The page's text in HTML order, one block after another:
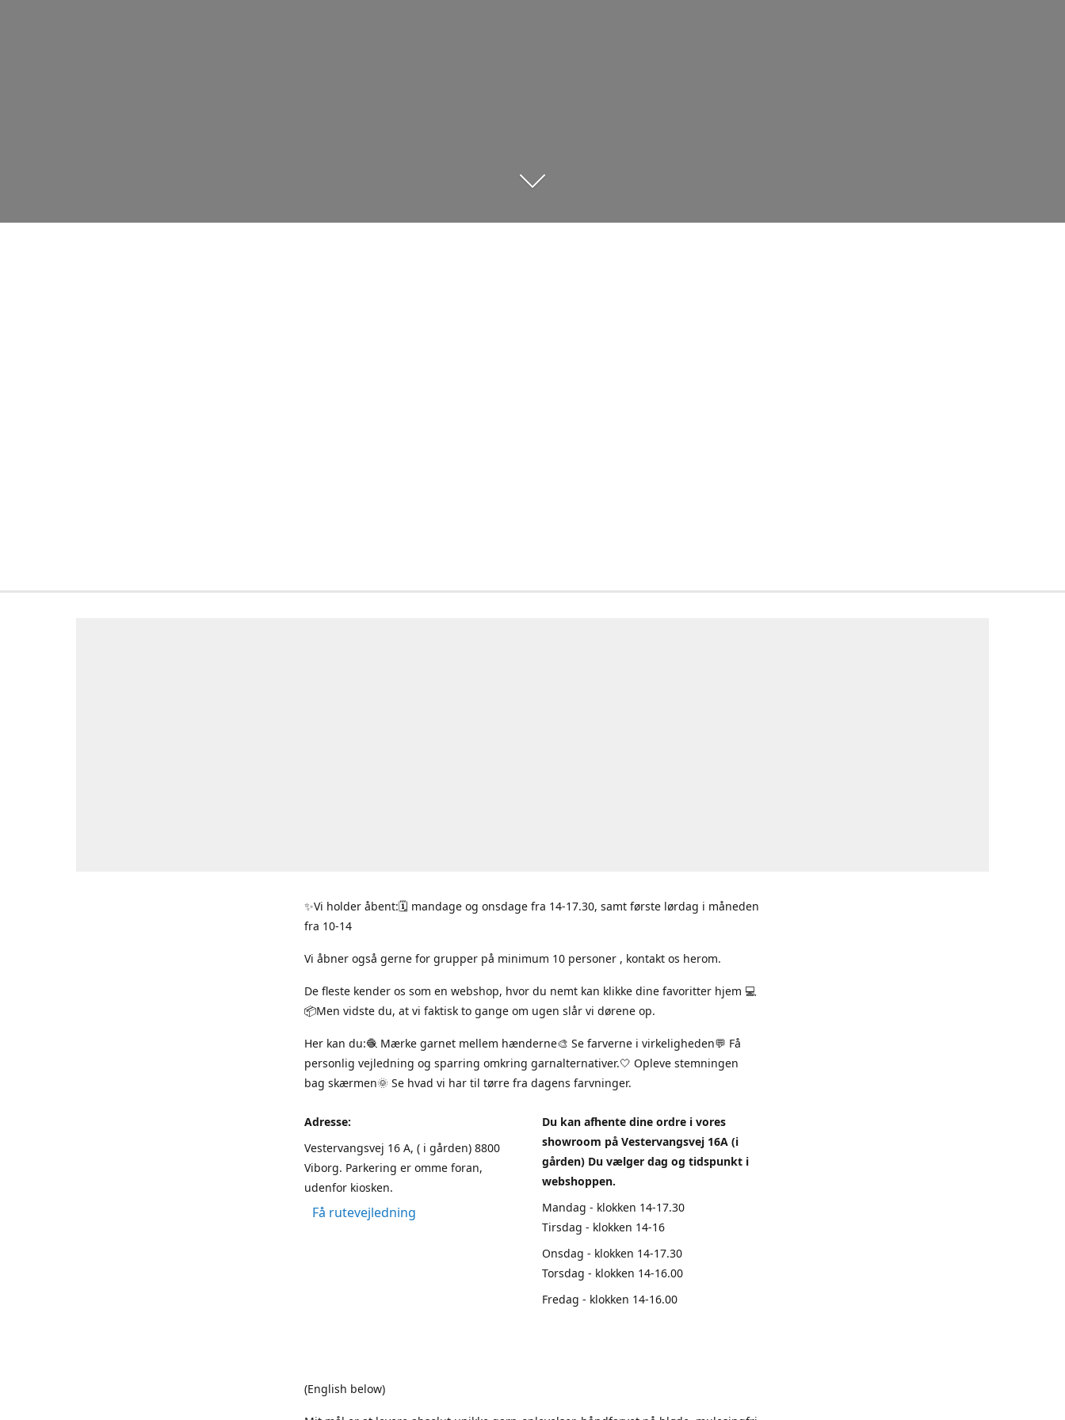
✨Vi holder åbent:🗓 mandage og onsdage fra 14-17.30, samt første lørdag i måneden
fra 10-14
Vi åbner også gerne for grupper på minimum 10 personer , kontakt os herom.
De fleste kender os som en webshop, hvor du nemt kan klikke dine favoritter hjem 💻
📦Men vidste du, at vi faktisk to gange om ugen slår vi dørene op.
Her kan du:🧶 Mærke garnet mellem hænderne🎨 Se farverne i virkeligheden💬 Få
personlig vejledning og sparring omkring garnalternativer.🤍 Opleve stemningen
bag skærmen🌞 Se hvad vi har til tørre fra dagens farvninger.
Adresse:
Vestervangsvej 16 A, ( i gården) 8800
Viborg. Parkering er omme foran,
udenfor kiosken.
Få rutevejledning
Du kan afhente dine ordre i vores
showroom på Vestervangsvej 16A (i
gården) Du vælger dag og tidspunkt i
webshoppen.
Mandag - klokken 14-17.30
Tirsdag - klokken 14-16
Onsdag - klokken 14-17.30
Torsdag - klokken 14-16.00
Fredag - klokken 14-16.00
(English below)